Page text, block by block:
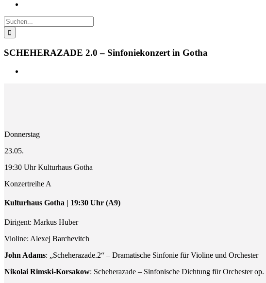
Suche
nach:
SCHEHERAZADE 2.0 – Sinfoniekonzert in Gotha
Donnerstag
23.05.
19:30 Uhr Kulturhaus Gotha
Konzertreihe A
Kulturhaus Gotha | 19:30 Uhr (A9)
Dirigent: Markus Huber
Violine: Alexej Barchevitch
John Adams: „Scheherazade.2“ – Dramatische Sinfonie für Violine und Orchester
Nikolai Rimski-Korsakow: Scheherazade – Sinfonische Dichtung für Orchester op.